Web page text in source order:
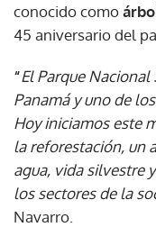
conocido como
45 aniversario del
“El Parque
Panamá y uno de
Hoy iniciamos este
la reforestación, un
agua, vida silvestre
los sectores de la
Navarro.